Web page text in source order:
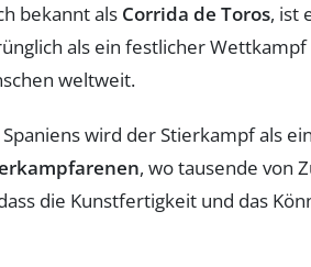
bekannt als Corrida de Toros, ist
als ein festlicher
weltweit.
wird der Stierkampf als
, wo tausende von
die Kunstfertigkeit und das